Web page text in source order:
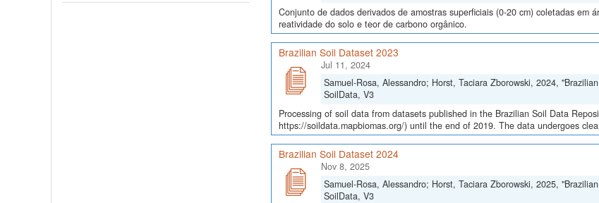
Conjunto de dados derivados de amostras superficiais (0-20 cm) coletadas em
reatividade do solo e teor de carbono orgânico.
Brazilian Soil Dataset 2023
Jul 11, 2024
Samuel-Rosa, Alessandro; Horst, Taciara Zborowski, 2024,
SoilData, V3
Processing of soil data from datasets published in the Brazilian Soil Data
https://soildata.mapbiomas.org/) until the end of 2019. The data undergoes
Brazilian Soil Dataset 2024
Nov 8, 2025
Samuel-Rosa, Alessandro; Horst, Taciara Zborowski, 2025,
SoilData, V3